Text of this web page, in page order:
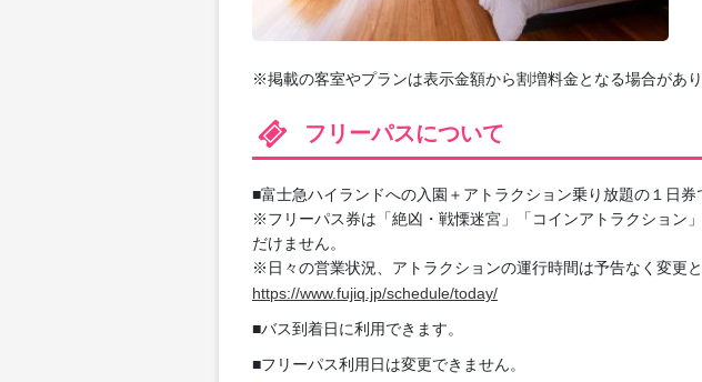
※掲載の客室やプランは表示金額から割増料金となる場合があり
フリーパスについて
■富士急ハイランドへの入園＋アトラクション乗り放題の１日券
※フリーパス券は「絶凶・戦慄迷宮」「コインアトラクション
だけません。
※日々の営業状況、アトラクションの運行時間は予告なく変更
https://www.fujiq.jp/schedule/today/
■バス到着日に利用できます。
■フリーパス利用日は変更できません。